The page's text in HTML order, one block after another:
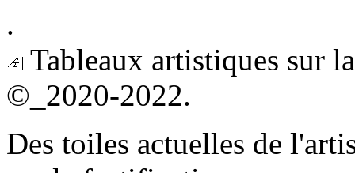
.
Tableaux artistiques sur
©_2020-2022.
Des toiles actuelles de